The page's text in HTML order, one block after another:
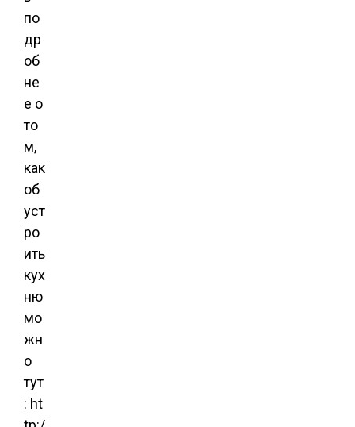
по
др
об
не
е о
то
м,
как
об
уст
ро
ить
кух
ню
мо
жн
о
тут
: ht